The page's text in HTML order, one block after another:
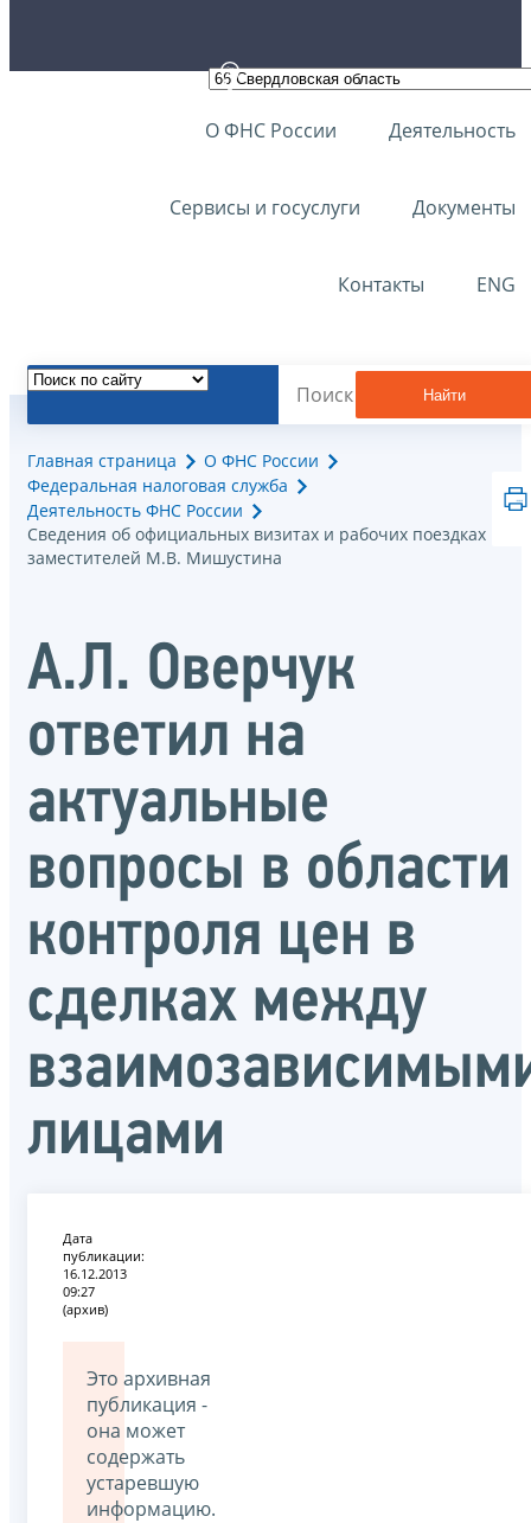
О ФНС России Деятельность
Сервисы и госуслуги Документы
Контакты ENG
Найти
Главная страница
О ФНС России
Федеральная налоговая служба
Деятельность ФНС России
Сведения об официальных визитах и рабочих поездках
заместителей М.В. Мишустина
А.Л. Оверчук
ответил на
актуальные
вопросы в области
контроля цен в
сделках между
лицами
Дата
публикации:
16.12.2013
09:27
(архив)
Это архивная
публикация -
она может
содержать
устаревшую
информацию.